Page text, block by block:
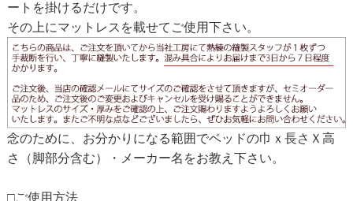
ートを掛けるだけです。
その上にマットレスを載せてご使用下さい。
念のために、お分かりになる範囲でベッドの巾ｘ長さＸ高
さ（脚部分含む）・メーカー名をお教え下さい。
□ご使用方法